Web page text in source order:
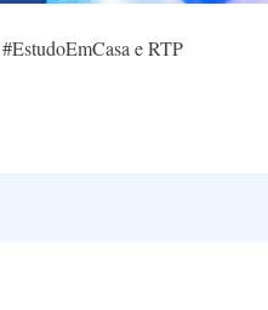
#EstudoEmCasa e RTP